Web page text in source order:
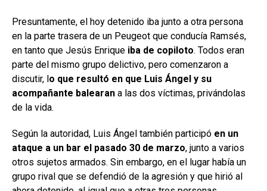
Presuntamente, el hoy detenido iba junto a otra persona
en la parte trasera de un Peugeot que conducía Ramsés,
en tanto que Jesús Enrique iba de copiloto. Todos eran
parte del mismo grupo delictivo, pero comenzaron a
discutir, lo que resultó en que Luis Ángel y su
acompañante balearan a las dos víctimas, privándolas
de la vida.
Según la autoridad, Luis Ángel también participó en un
ataque a un bar el pasado 30 de marzo, junto a varios
otros sujetos armados. Sin embargo, en el lugar había un
grupo rival que se defendió de la agresión y que hirió al